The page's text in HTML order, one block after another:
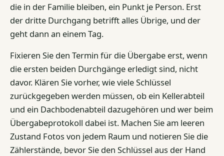
die in der Familie bleiben, ein Punkt je Person. Erst
der dritte Durchgang betrifft alles Übrige, und der
geht dann an einem Tag.
Fixieren Sie den Termin für die Übergabe erst, wenn
die ersten beiden Durchgänge erledigt sind, nicht
davor. Klären Sie vorher, wie viele Schlüssel
zurückgegeben werden müssen, ob ein Kellerabteil
und ein Dachbodenabteil dazugehören und wer beim
Übergabeprotokoll dabei ist. Machen Sie am leeren
Zustand Fotos von jedem Raum und notieren Sie die
Zählerstände, bevor Sie den Schlüssel aus der Hand